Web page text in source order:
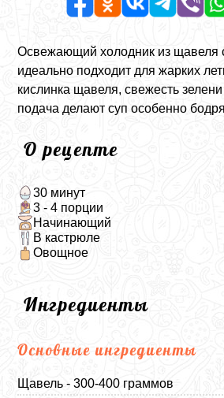
Освежающий холодник из щавеля
идеально подходит для жарких
кислинка щавеля, свежесть
подача делают суп особенно
О рецепте
30 минут
3 - 4 порции
Начинающий
В кастрюле
Овощное
Ингредиенты
Основные ингредиенты
Щавель - 300-400 граммов